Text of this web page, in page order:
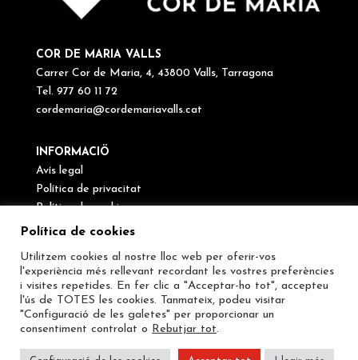
COR DE MARIA VALLS
Carrer Cor de Maria, 4, 43800 Valls, Tarragona
Tel. 977 60 11 72
cordemaria@cordemariavalls.cat
INFORMACIÖ
Avís legal
Política de privacitat
Política de cookies
Canal de denúncies
SEGUEIX-NOS
Política de cookies
Utilitzem cookies al nostre lloc web per oferir-vos
l'experiència més rellevant recordant les vostres preferències
i visites repetides. En fer clic a "Acceptar-ho tot", accepteu
l'ús de TOTES les cookies. Tanmateix, podeu visitar
"Configuració de les galetes" per proporcionar un
consentiment controlat o Rebutjar tot.